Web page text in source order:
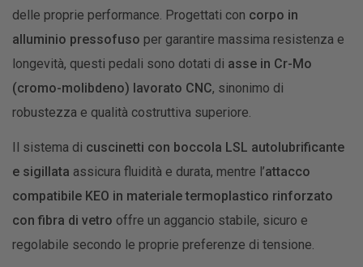
delle proprie performance. Progettati con corpo in
alluminio pressofuso per garantire massima resistenza e
longevità, questi pedali sono dotati di asse in Cr-Mo
(cromo-molibdeno) lavorato CNC, sinonimo di
robustezza e qualità costruttiva superiore.
Il sistema di cuscinetti con boccola LSL autolubrificante
e sigillata assicura fluidità e durata, mentre l’attacco
compatibile KEO in materiale termoplastico rinforzato
con fibra di vetro offre un aggancio stabile, sicuro e
regolabile secondo le proprie preferenze di tensione.